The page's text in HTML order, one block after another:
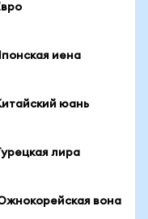
иена
юань
лира
вона